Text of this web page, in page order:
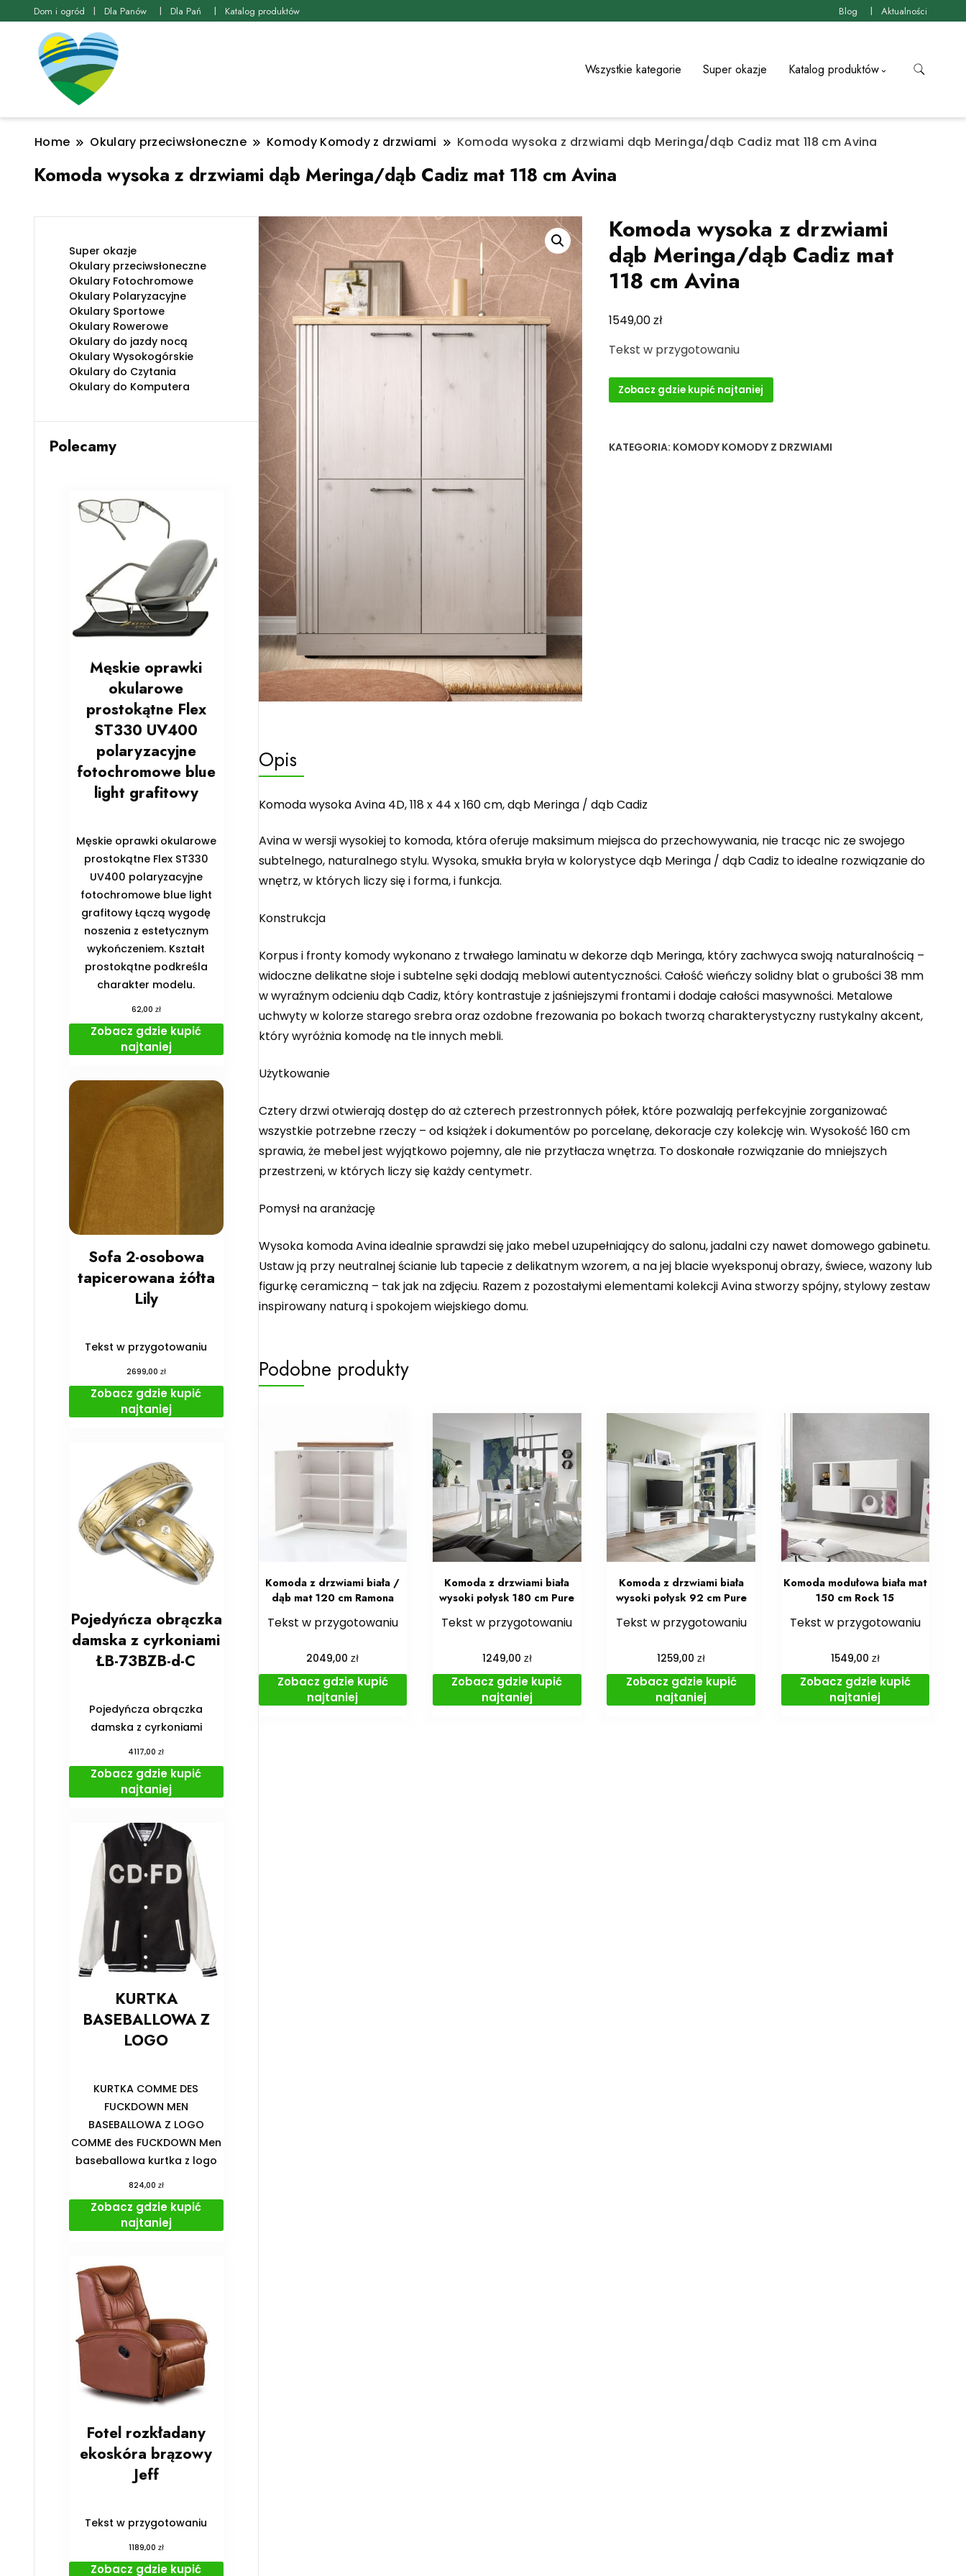
Dom i ogród Dla Panów Dla Pań Katalog produktów Blog Aktualności
Wszystkie kategorie Super okazje Katalog produktów
Home Okulary przeciwsłoneczne Komody Komody z drzwiami Komoda wysoka z drzwiami dąb Meringa/dąb Cadiz mat 118 cm Avina
Komoda wysoka z drzwiami dąb Meringa/dąb Cadiz mat 118 cm Avina
Komoda wysoka z drzwiami
dąb Meringa/dąb Cadiz mat
118 cm Avina
1549,00zł
Tekst w przygotowaniu
Zobacz gdzie kupić najtaniej
KATEGORIA: KOMODY KOMODY Z DRZWIAMI
Opis
Komoda wysoka Avina 4D, 118 x 44 x 160 cm, dąb Meringa / dąb Cadiz
Avina w wersji wysokiej to komoda, która oferuje maksimum miejsca do przechowywania, nie tracąc nic ze swojego
subtelnego, naturalnego stylu. Wysoka, smukła bryła w kolorystyce dąb Meringa / dąb Cadiz to idealne rozwiązanie do
wnętrz, w których liczy się i forma, i funkcja.
Konstrukcja
Korpus i fronty komody wykonano z trwałego laminatu w dekorze dąb Meringa, który zachwyca swoją naturalnością –
widoczne delikatne słoje i subtelne sęki dodają meblowi autentyczności. Całość wieńczy solidny blat o grubości 38 mm
w wyraźnym odcieniu dąb Cadiz, który kontrastuje z jaśniejszymi frontami i dodaje całości masywności. Metalowe
uchwyty w kolorze starego srebra oraz ozdobne frezowania po bokach tworzą charakterystyczny rustykalny akcent,
który wyróżnia komodę na tle innych mebli.
Użytkowanie
Cztery drzwi otwierają dostęp do aż czterech przestronnych półek, które pozwalają perfekcyjnie zorganizować
wszystkie potrzebne rzeczy – od książek i dokumentów po porcelanę, dekoracje czy kolekcję win. Wysokość 160 cm
sprawia, że mebel jest wyjątkowo pojemny, ale nie przytłacza wnętrza. To doskonałe rozwiązanie do mniejszych
przestrzeni, w których liczy się każdy centymetr.
Pomysł na aranżację
Wysoka komoda Avina idealnie sprawdzi się jako mebel uzupełniający do salonu, jadalni czy nawet domowego gabinetu.
Ustaw ją przy neutralnej ścianie lub tapecie z delikatnym wzorem, a na jej blacie wyeksponuj obrazy, świece, wazony lub
figurkę ceramiczną – tak jak na zdjęciu. Razem z pozostałymi elementami kolekcji Avina stworzy spójny, stylowy zestaw
inspirowany naturą i spokojem wiejskiego domu.
Podobne produkty
Komoda z drzwiami biała /
dąb mat 120 cm Ramona
Tekst w przygotowaniu
2049,00zł
Zobacz gdzie kupić
najtaniej
Komoda z drzwiami biała
wysoki połysk 180 cm Pure
Tekst w przygotowaniu
1249,00 zł
Zobacz gdzie kupić
najtaniej
Komoda z drzwiami biała
wysoki połysk 92 cm Pure
Tekst w przygotowaniu
1259,00zł
Zobacz gdzie kupić
najtaniej
Komoda modułowa biała mat
150 cm Rock 15
Tekst w przygotowaniu
1549,00 zł
Zobacz gdzie kupić
najtaniej
Super okazje
Okulary przeciwsłoneczne
Okulary Fotochromowe
Okulary Polaryzacyjne
Okulary Sportowe
Okulary Rowerowe
Okulary do jazdy nocą
Okulary Wysokogórskie
Okulary do Czytania
Okulary do Komputera
Polecamy
Męskie oprawki
okularowe
prostokątne Flex
ST330 UV400
polaryzacyjne
fotochromowe blue
light grafitowy
Męskie oprawki okularowe
prostokątne Flex ST330
UV400 polaryzacyjne
fotochromowe blue light
grafitowy Łączą wygodę
noszenia z estetycznym
wykończeniem. Kształt
prostokątne podkreśla
charakter modelu.
62,00 zł
Zobacz gdzie kupić
najtaniej
Sofa 2-osobowa
tapicerowana żółta
Lily
Tekst w przygotowaniu
2699,00 zł
Zobacz gdzie kupić
najtaniej
Pojedyńcza obrączka
damska z cyrkoniami
ŁB-73BZB-d-C
Pojedyńcza obrączka
damska z cyrkoniami
4117,00zł
Zobacz gdzie kupić
najtaniej
KURTKA
BASEBALLOWA Z
LOGO
KURTKA COMME DES
FUCKDOWN MEN
BASEBALLOWA Z LOGO
COMME des FUCKDOWN Men
baseballowa kurtka z logo
824,00 zł
Zobacz gdzie kupić
najtaniej
Fotel rozkładany
ekoskóra brązowy
Jeff
Tekst w przygotowaniu
1189,00 zł
Zobacz gdzie kupić